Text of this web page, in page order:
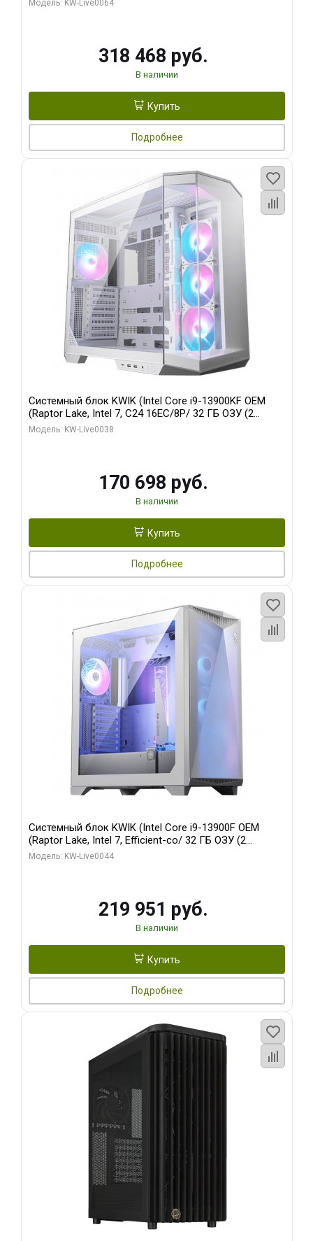
Модель: KW-Live0064
318 468 руб.
В наличии
Купить
Подробнее
Системный блок KWIK (Intel Core i9-13900KF OEM
(Raptor Lake, Intel 7, C24 16EC/8P/ 32 ГБ ОЗУ (2
модуля)/ Gigabyte RX9070XT GAMING OC 16GB GDDR6
Модель: KW-Live0038
170 698 руб.
В наличии
Купить
Подробнее
Системный блок KWIK (Intel Core i9-13900F OEM
(Raptor Lake, Intel 7, Efficient-co/ 32 ГБ ОЗУ (2
модуля)/ Gigabyte RTX5070Ti AERO OC 16GB GDDR7
Модель: KW-Live0044
219 951 руб.
В наличии
Купить
Подробнее